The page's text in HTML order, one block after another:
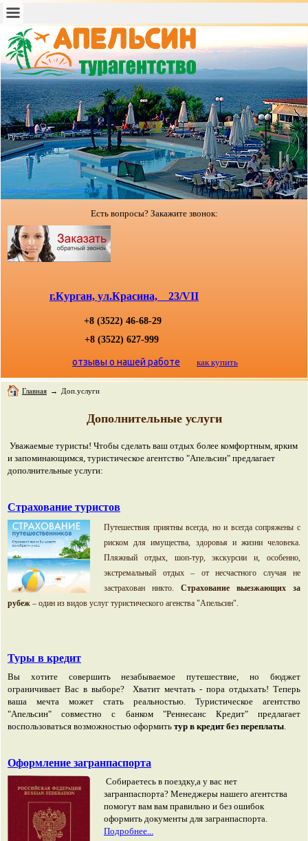
Туристическое агентство "АПЕЛЬСИН"
Есть вопросы? Закажите звонок:
г.Курган, ул.Красина, 23/VII
+8 (3522) 46-68-29
+8 (3522) 627-999
отзывы о нашей работе как купить
Главная → Доп.услуги
Дополнительные услуги
Уважаемые туристы! Чтобы сделать ваш отдых более комфортным, ярким
и запоминающимся, туристическое агентство "Апельсин" предлагает
дополнительные услуги:
Страхование туристов
Путешествия приятны всегда, но и всегда сопряжены с
риском для имущества, здоровья и жизни человека.
Пляжный отдых, шоп-тур, экскурсии и, особенно,
экстремальный отдых – от несчастного случая не
застрахован никто. Страхование выезжающих за
рубеж – один из видов услуг туристического агенства "Апельсин".
Туры в кредит
Вы хотите совершить незабываемое путешествие, но бюджет
ограничивает Вас в выборе?
Хватит мечтать - пора отдыхать! Теперь
ваша мечта может стать реальностью. Туристическое агентство
"Апельсин" совместно с банком "Реннесанс Кредит" предлагает
воспользоваться возможностью оформить тур в кредит без переплаты.
Оформление загранпаспорта
Собираетесь в поездку,а у вас нет
загранпаспорта? Менеджеры нашего агентства
помогут вам вам правильно и без ошибок
оформить документы для загранпаспорта.
Подробнее...